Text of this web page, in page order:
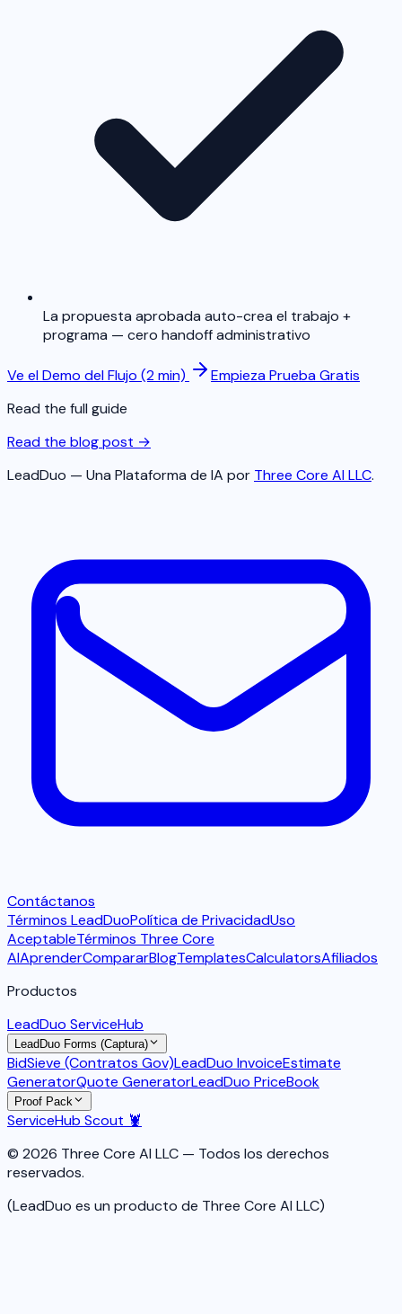
La propuesta aprobada auto-crea el trabajo +
programa — cero handoff administrativo
Ve el Demo del Flujo (2 min)
Empieza Prueba Gratis
Read the full guide
Read the blog post →
LeadDuo — Una Plataforma de IA por Three Core AI LLC.
Contáctanos
Términos LeadDuoPolítica de PrivacidadUso
AceptableTérminos Three Core
AIAprenderCompararBlogTemplatesCalculatorsAfiliados
Productos
LeadDuo ServiceHub
LeadDuo Forms (Captura)
BidSieve (Contratos Gov)LeadDuo InvoiceEstimate
GeneratorQuote GeneratorLeadDuo PriceBook
Proof Pack
ServiceHub Scout 🦞
© 2026 Three Core AI LLC — Todos los derechos
reservados.
(LeadDuo es un producto de Three Core AI LLC)